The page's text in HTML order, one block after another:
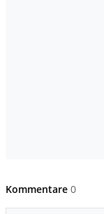
Kommentare 0